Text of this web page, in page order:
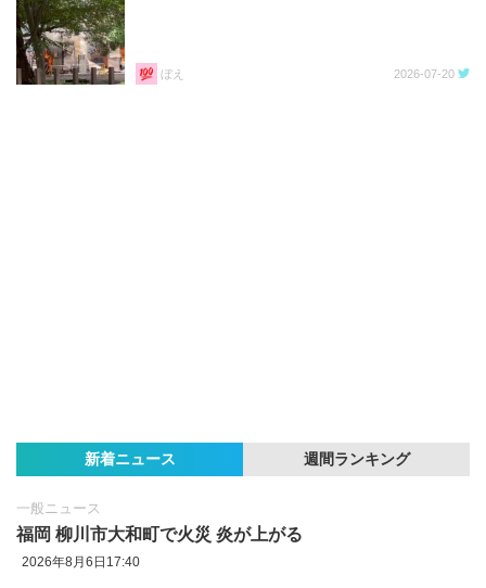
ぼえ 2026-07-20
新着ニュース 週間ランキング
一般ニュース
福岡 柳川市大和町で火災 炎が上がる
2026年8月6日17:40